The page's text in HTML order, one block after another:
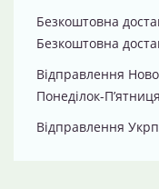
Безкоштовна
Безкоштовна
Відправлення
Понеділок-
Відправлення